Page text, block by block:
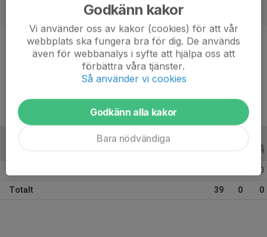
Position
Back
22 år
0
Totalt 39 0 0
Godkänn kakor
Vi använder oss av kakor (cookies) för att vår
webbplats ska fungera bra för dig. De används
även för webbanalys i syfte att hjälpa oss att
förbättra våra tjänster.
Så använder vi cookies
Godkänn alla kakor
Bara nödvändiga